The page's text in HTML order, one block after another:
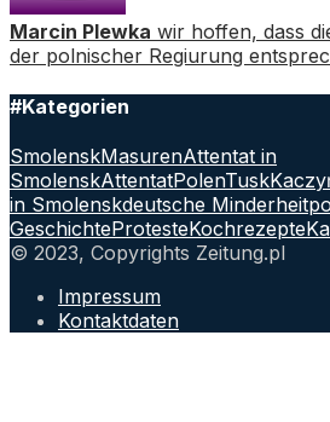
Marcin Plewka wir hoffen, dass
der polnischer Regiurung
#Kategorien
SmolenskMasurenAttentat in
SmolenskAttentatPolenTusk
in Smolenskdeutsche Minderheit
GeschichteProtesteKochrezepte
© 2023, Copyrights Zeitung.pl
Impressum
Kontaktdaten